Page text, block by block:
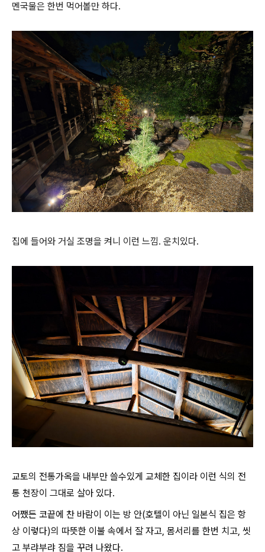
멘국물은 한번 먹어볼만 하다.
집에 들어와 거실 조명을 켜니 이런 느낌. 운치있다.
교토의 전통가옥을 내부만 쓸수있게 교체한 집이라 이런 식의 전
통 천장이 그대로 살아 있다.
어쨌든 코끝에 찬 바람이 이는 방 안(호텔이 아닌 일본식 집은 항
상 이렇다)의 따뜻한 이불 속에서 잘 자고, 몸서리를 한번 치고, 씻
고 부랴부랴 짐을 꾸려 나왔다.